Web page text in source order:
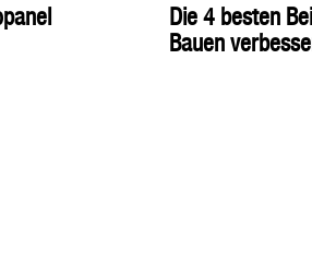
Die 4 besten
Bauen